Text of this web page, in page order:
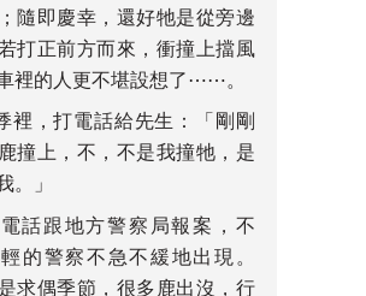
隨即慶幸，還好牠是從旁邊
打正前方而來，衝撞上擋風
裡的人更不堪設想了⋯⋯。
，打電話給先生：「剛剛
撞上，不，不是我撞牠，是
。」
跟地方警察局報案，不
的警察不急不緩地出現。
是求偶季節，很多鹿出沒，行